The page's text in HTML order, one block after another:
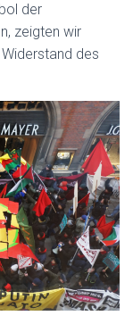
der
zeigten wir
Widerstand des